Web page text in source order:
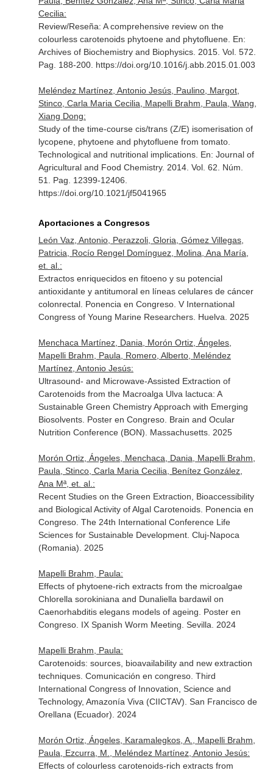
Cecilia:
Review/Reseña: A comprehensive review on the
colourless carotenoids phytoene and phytofluene. En:
Archives of Biochemistry and Biophysics. 2015. Vol. 572.
Pag. 188-200. https://doi.org/10.1016/j.abb.2015.01.003
Meléndez Martínez, Antonio Jesús, Paulino, Margot,
Stinco, Carla Maria Cecilia, Mapelli Brahm, Paula, Wang,
Xiang Dong:
Study of the time-course cis/trans (Z/E) isomerisation of
lycopene, phytoene and phytofluene from tomato.
Technological and nutritional implications. En: Journal of
Agricultural and Food Chemistry. 2014. Vol. 62. Núm.
51. Pag. 12399-12406.
https://doi.org/10.1021/jf5041965
Aportaciones a Congresos
León Vaz, Antonio, Perazzoli, Gloria, Gómez Villegas,
Patricia, Rocío Rengel Domínguez, Molina, Ana María,
et. al.:
Extractos enriquecidos en fitoeno y su potencial
antioxidante y antitumoral en líneas celulares de cáncer
colonrectal. Ponencia en Congreso. V International
Congress of Young Marine Researchers. Huelva. 2025
Menchaca Martínez, Dania, Morón Ortiz, Ángeles,
Mapelli Brahm, Paula, Romero, Alberto, Meléndez
Martínez, Antonio Jesús:
Ultrasound- and Microwave-Assisted Extraction of
Carotenoids from the Macroalga Ulva lactuca: A
Sustainable Green Chemistry Approach with Emerging
Biosolvents. Poster en Congreso. Brain and Ocular
Nutrition Conference (BON). Massachusetts. 2025
Morón Ortiz, Ángeles, Menchaca, Dania, Mapelli Brahm,
Paula, Stinco, Carla Maria Cecilia, Benítez González,
Ana Mª, et. al.:
Recent Studies on the Green Extraction, Bioaccessibility
and Biological Activity of Algal Carotenoids. Ponencia en
Congreso. The 24th International Conference Life
Sciences for Sustainable Development. Cluj-Napoca
(Romania). 2025
Mapelli Brahm, Paula:
Effects of phytoene-rich extracts from the microalgae
Chlorella sorokiniana and Dunaliella bardawil on
Caenorhabditis elegans models of ageing. Poster en
Congreso. IX Spanish Worm Meeting. Sevilla. 2024
Mapelli Brahm, Paula:
Carotenoids: sources, bioavailability and new extraction
techniques. Comunicación en congreso. Third
International Congress of Innovation, Science and
Technology, Amazonía Viva (CIICTAV). San Francisco de
Orellana (Ecuador). 2024
Morón Ortiz, Ángeles, Karamalegkos, A., Mapelli Brahm,
Paula, Ezcurra, M., Meléndez Martínez, Antonio Jesús:
Effects of colourless carotenoids-rich extracts from